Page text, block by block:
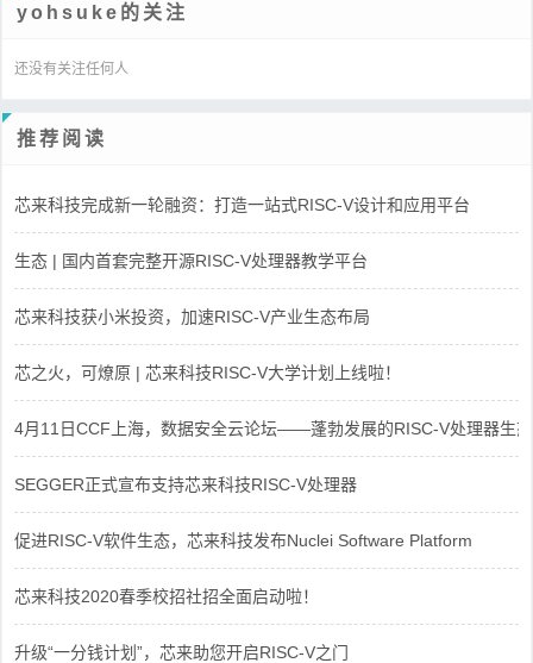
yohsuke的关注
还没有关注任何人
推荐阅读
芯来科技完成新一轮融资：打造一站式RISC-V设计和应用平台
生态 | 国内首套完整开源RISC-V处理器教学平台
芯来科技获小米投资，加速RISC-V产业生态布局
芯之火，可燎原 | 芯来科技RISC-V大学计划上线啦！
4月11日CCF上海，数据安全云论坛——蓬勃发展的RISC-V处理器生态
SEGGER正式宣布支持芯来科技RISC-V处理器
促进RISC-V软件生态，芯来科技发布Nuclei Software Platform
芯来科技2020春季校招社招全面启动啦！
升级“一分钱计划”，芯来助您开启RISC-V之门